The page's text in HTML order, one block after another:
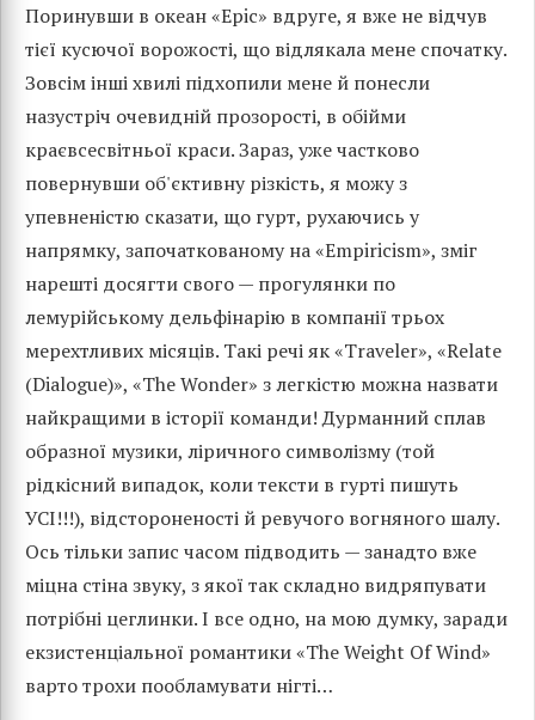
Поринувши в океан «Epic» вдруге, я вже не відчув
тієї кусючої ворожості, що відлякала мене спочатку.
Зовсім інші хвилі підхопили мене й понесли
назустріч очевидній прозорості, в обійми
краєвсесвітньої краси. Зараз, уже частково
повернувши об'єктивну різкість, я можу з
упевненістю сказати, що гурт, рухаючись у
напрямку, започаткованому на «Empiricism», зміг
нарешті досягти свого — прогулянки по
лемурійському дельфінарію в компанії трьох
мерехтливих місяців. Такі речі як «Traveler», «Relate
(Dialogue)», «The Wonder» з легкістю можна назвати
найкращими в історії команди! Дурманний сплав
образної музики, ліричного символізму (той
рідкісний випадок, коли тексти в гурті пишуть
УСІ!!!), відстороненості й ревучого вогняного шалу.
Ось тільки запис часом підводить — занадто вже
міцна стіна звуку, з якої так складно видряпувати
потрібні цеглинки. І все одно, на мою думку, заради
екзистенціальної романтики «The Weight Of Wind»
варто трохи пообламувати нігті…